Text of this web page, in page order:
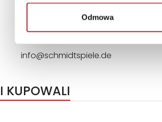
Odmowa
info@schmidtspiele.de
KUPOWALI